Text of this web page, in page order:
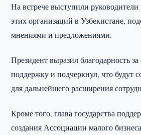
На встрече выступили руководители
этих организаций в Узбекистане,
мнениями и предложениями.
Президент выразил благодарность
поддержку и подчеркнул, что будут
для дальнейшего расширения
Кроме того, глава государства
создания Ассоциации малого